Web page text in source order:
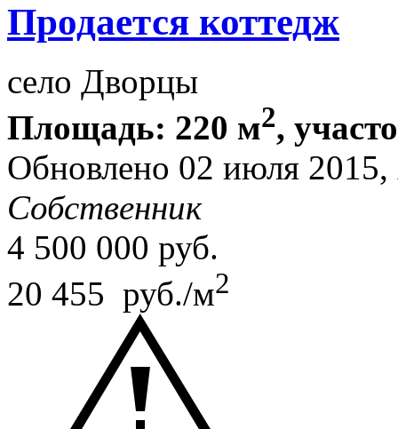
Продается коттедж
село Дворцы
Площадь: 220 м2,
Обновлено 02 июля
Собственник
4 500 000 руб.
20 455 руб./м2